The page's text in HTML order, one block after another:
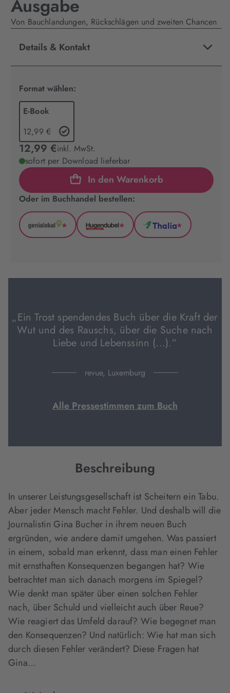
Ausgabe
Von Bauchlandungen, Rückschlägen und zweiten Chancen
Details & Kontakt
Format wählen:
E-Book
12,99 €
12,99 €inkl. MwSt.
sofort per Download lieferbar
In den Warenkorb
Oder im Buchhandel bestellen:
GenialLokal
Tab
*
Hugendubel
Tab
*
Thalia
Tab
*
„Ein Trost spendendes Buch über die Kraft der
Wut und des Rauschs, über die Suche nach
Liebe und Lebenssinn (...).“
revue, Luxemburg
Alle Pressestimmen zum Buch
Beschreibung
In unserer Leistungsgesellschaft ist Scheitern ein Tabu.
Aber jeder Mensch macht Fehler. Und deshalb will die
Journalistin Gina Bucher in ihrem neuen Buch
ergründen, wie andere damit umgehen. Was passiert
in einem, sobald man erkennt, dass man einen Fehler
mit ernsthaften Konsequenzen begangen hat? Wie
betrachtet man sich danach morgens im Spiegel?
Wie denkt man später über einen solchen Fehler
nach, über Schuld und vielleicht auch über Reue?
Wie reagiert das Umfeld darauf? Wie begegnet man
den Konsequenzen? Und natürlich: Wie hat man sich
durch diesen Fehler verändert? Diese Fragen hat
Gina…